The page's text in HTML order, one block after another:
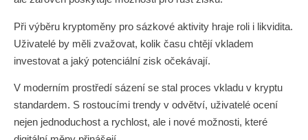
Při výběru kryptoměny pro sázkové aktivity hraje roli i likvidita.
Uživatelé by měli zvažovat, kolik času chtějí vkladem
investovat a jaký potenciální zisk očekávají.
V moderním prostředí sázení se stal proces vkladu v kryptu
standardem. S rostoucími trendy v odvětví, uživatelé ocení
nejen jednoduchost a rychlost, ale i nové možnosti, které